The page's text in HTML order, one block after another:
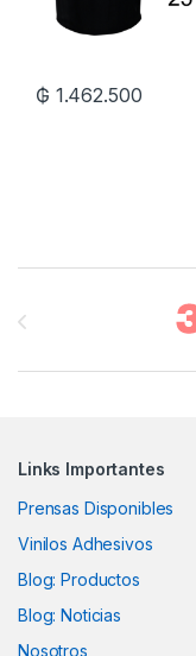
₲ 1.462.500
Links Importantes
Prensas Disponibles
Vinilos Adhesivos
Blog: Productos
Blog: Noticias
Nosotros